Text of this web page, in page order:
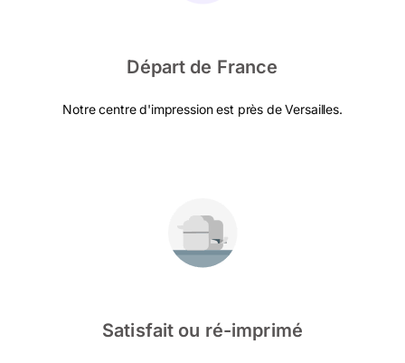
Départ de France
Notre centre d'impression est près de Versailles.
Satisfait ou ré-imprimé